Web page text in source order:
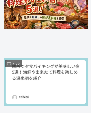
ホテル